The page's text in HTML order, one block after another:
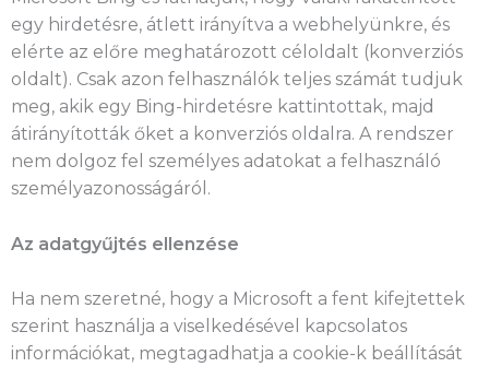
egy hirdetésre, átlett irányítva a webhelyünkre, és
elérte az előre meghatározott céloldalt (konverziós
oldalt). Csak azon felhasználók teljes számát tudjuk
meg, akik egy Bing-hirdetésre kattintottak, majd
átirányították őket a konverziós oldalra. A rendszer
nem dolgoz fel személyes adatokat a felhasználó
személyazonosságáról.
Az adatgyűjtés ellenzése
Ha nem szeretné, hogy a Microsoft a fent kifejtettek
szerint használja a viselkedésével kapcsolatos
információkat, megtagadhatja a cookie-k beállítását